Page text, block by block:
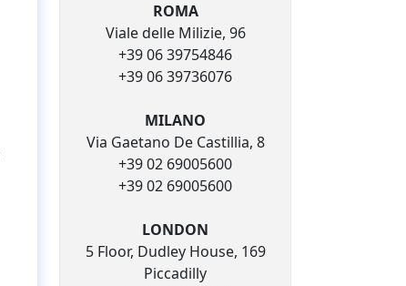
ROMA
Viale delle Milizie, 96
+39 06 39754846
+39 06 39736076
MILANO
Via Gaetano De Castillia, 8
+39 02 69005600
+39 02 69005600
LONDON
5 Floor, Dudley House, 169
Piccadilly